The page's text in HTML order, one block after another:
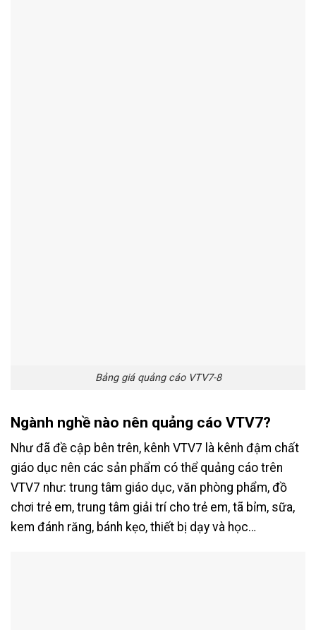
Bảng giá quảng cáo VTV7-8
Ngành nghề nào nên quảng cáo VTV7?
Như đã đề cập bên trên, kênh VTV7 là kênh đậm chất
giáo dục nên các sản phẩm có thể quảng cáo trên
VTV7 như: trung tâm giáo dục, văn phòng phẩm, đồ
chơi trẻ em, trung tâm giải trí cho trẻ em, tã bỉm, sữa,
kem đánh răng, bánh kẹo, thiết bị dạy và học…